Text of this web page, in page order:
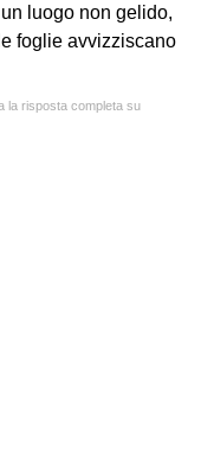
luogo non gelido,
foglie avvizziscano
la risposta completa su